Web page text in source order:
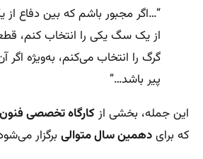
“…اگر مجبور باشم که بین دفاع
از یک سگ یکی را انتخاب کنم،
گرگ را انتخاب می‌کنم، به‌ویژه
پیر باشد…”
این جمله، بخشی از کارگاه تخصصی
که برایدهمین سال متوالیبرگزار